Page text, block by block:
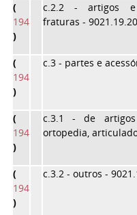
(
194
)
c.2.2 - artigos e
fraturas -
(
194
)
c.3 - partes e
(
194
)
c.3.1
- de
ortopedia,
(
194
)
c.3.2 - outros -